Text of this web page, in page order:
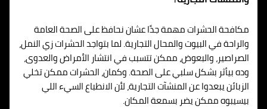
مكافحة الحشرات مهمة جدًا عشان نحافظ على الصحة العامة
والراحة في البيوت والمحال التجارية. لما بتواجد الحشرات زي النمل،
الصراصير، والبعوض، ممكن تتسبب في انتشار الأمراض والعدوى،
وده بيأثر بشكل سلبي على الصحة. وكمان، الحشرات ممكن تخلي
الزبائن يبعدوا عن المنشآت التجارية، لأن الانطباع السيء اللي
بيسيبوه ممكن يضر بسمعة المكان.